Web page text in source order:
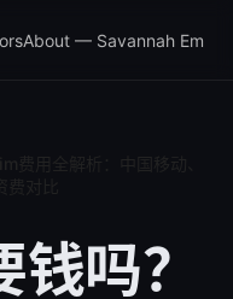
About — Savannah Em
吗？